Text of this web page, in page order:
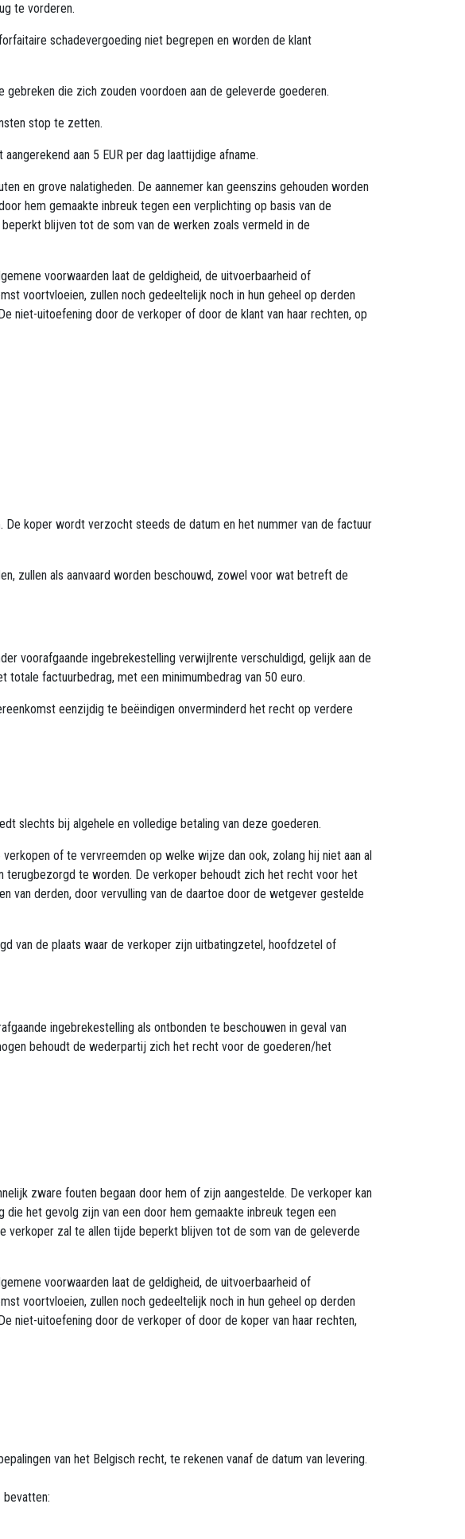
te vorderen.
schadevergoeding niet begrepen en worden de klant
die zich zouden voordoen aan de geleverde goederen.
stop te zetten.
aan 5 EUR per dag laattijdige afname.
en grove nalatigheden. De aannemer kan geenszins gehouden worden
hem gemaakte inbreuk tegen een verplichting op basis van de
blijven tot de som van de werken zoals vermeld in de
voorwaarden laat de geldigheid, de uitvoerbaarheid of
voortvloeien, zullen noch gedeeltelijk noch in hun geheel op derden
niet-uitoefening door de verkoper of door de klant van haar rechten, op
koper wordt verzocht steeds de datum en het nummer van de factuur
zullen als aanvaard worden beschouwd, zowel voor wat betreft de
voorafgaande ingebrekestelling verwijlrente verschuldigd, gelijk aan de
totale factuurbedrag, met een minimumbedrag van 50 euro.
eenzijdig te beëindigen onverminderd het recht op verdere
slechts bij algehele en volledige betaling van deze goederen.
of te vervreemden op welke wijze dan ook, zolang hij niet aan al
terugbezorgd te worden. De verkoper behoudt zich het recht voor het
van derden, door vervulling van de daartoe door de wetgever gestelde
van de plaats waar de verkoper zijn uitbatingzetel, hoofdzetel of
ingebrekestelling als ontbonden te beschouwen in geval van
behoudt de wederpartij zich het recht voor de goederen/het
zware fouten begaan door hem of zijn aangestelde. De verkoper kan
het gevolg zijn van een door hem gemaakte inbreuk tegen een
verkoper zal te allen tijde beperkt blijven tot de som van de geleverde
voorwaarden laat de geldigheid, de uitvoerbaarheid of
voortvloeien, zullen noch gedeeltelijk noch in hun geheel op derden
niet-uitoefening door de verkoper of door de koper van haar rechten,
van het Belgisch recht, te rekenen vanaf de datum van levering.
bevatten: